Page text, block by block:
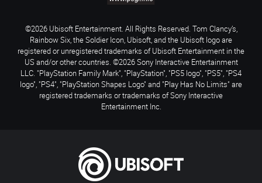
©2026 Ubisoft Entertainment. All Rights Reserved. Tom Clancy’s,
Rainbow Six, the Soldier Icon, Ubisoft, and the Ubisoft logo are
registered or unregistered trademarks of Ubisoft Entertainment in the
US and/or other countries. ©2026 Sony Interactive Entertainment
LLC. "PlayStation Family Mark", "PlayStation", "PS5 logo", "PS5", "PS4
logo", "PS4", "PlayStation Shapes Logo" and "Play Has No Limits" are
registered trademarks or trademarks of Sony Interactive
Entertainment Inc.